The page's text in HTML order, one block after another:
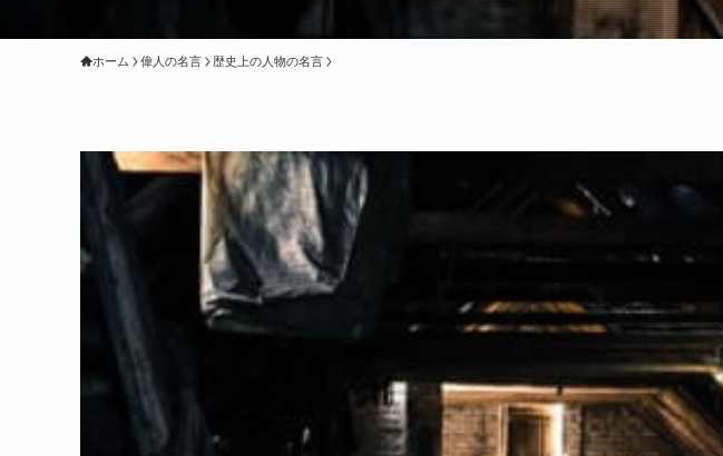
ホーム 偉人の名言 歴史上の人物の名言